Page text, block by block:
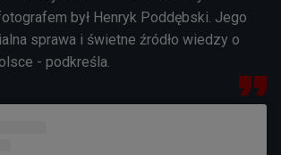
był Henryk Poddębski. Jego
sprawa i świetne źródło wiedzy o
- podkreśla.